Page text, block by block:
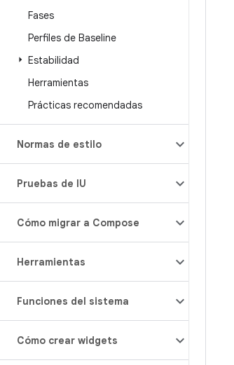
Fases
Perfiles de Baseline
Estabilidad
Herramientas
Prácticas recomendadas
Normas de estilo
Pruebas de IU
Cómo migrar a Compose
Herramientas
Funciones del sistema
Cómo crear widgets